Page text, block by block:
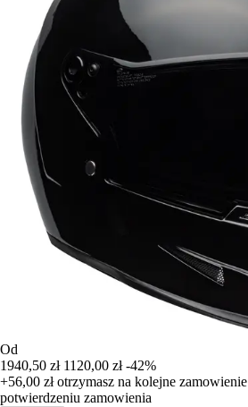
Od
1940,50 zł 1120,00 zł -42%
+56,00 złotrzymasz na kolejne zamowienie
potwierdzeniu zamowienia